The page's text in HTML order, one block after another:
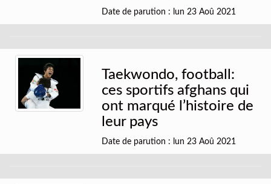
Date de parution : lun 23 Aoû 2021
Taekwondo, football:
ces sportifs afghans qui
ont marqué l’histoire de
leur pays
Date de parution : lun 23 Aoû 2021